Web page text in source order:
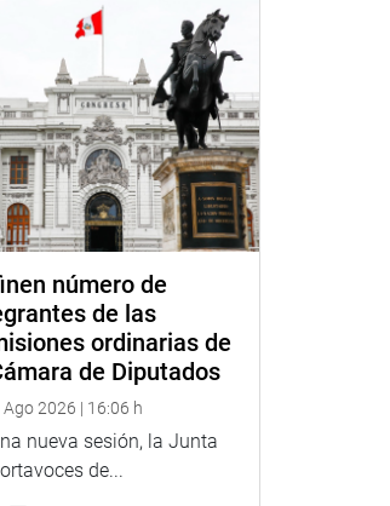
número de
de las
ordinarias de
de Diputados
2026 | 16:06 h
nueva sesión, la Junta
de...